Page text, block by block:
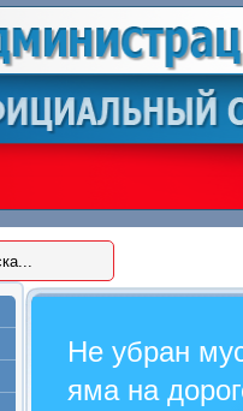
Не убран
яма на